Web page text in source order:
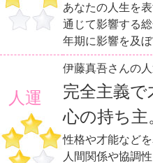
あなたの人生を
通じて影響する
年期に影響を及ぼ
人運
伊藤真吾さんの
完全主義で
心の持ち主
性格や才能など
人間関係や協調